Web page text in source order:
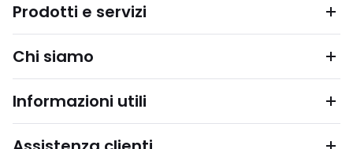
Prodotti e servizi
Chi siamo
Informazioni utili